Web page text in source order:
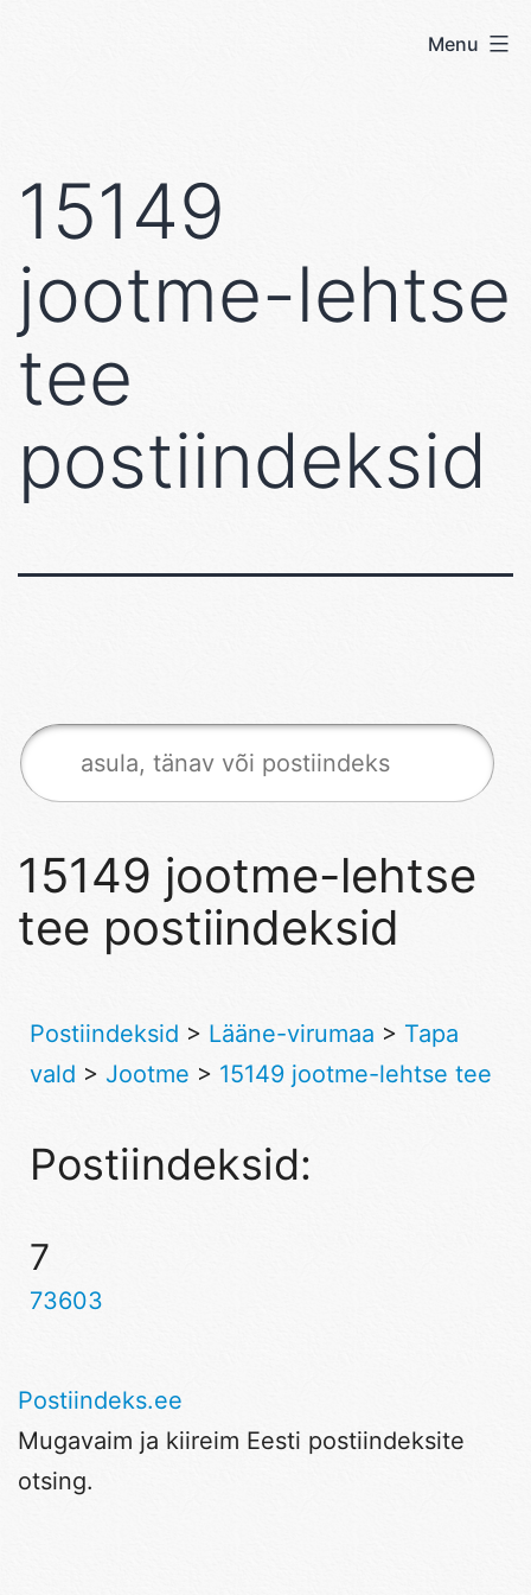
Menu
15149
jootme-lehtse
tee
postiindeksid
15149 jootme-lehtse
tee postiindeksid
Postiindeksid > Lääne-virumaa > Tapa
vald > Jootme > 15149 jootme-lehtse tee
Postiindeksid:
7
73603
Postiindeks.ee
Mugavaim ja kiireim Eesti postiindeksite
otsing.